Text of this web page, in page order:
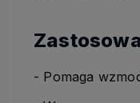
- Pomaga